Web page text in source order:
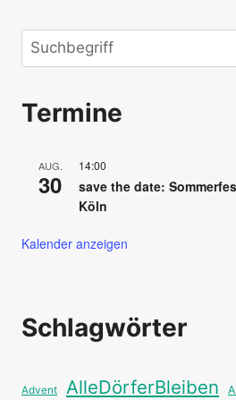
Suchen
Termine
AUG.
30
14:00
save the date:
Köln
Kalender anzeigen
Schlagwörter
Advent AlleDörferBleiben